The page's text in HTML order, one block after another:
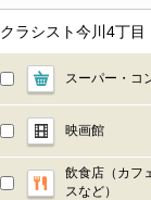
クラシスト今川4丁
スーパー・コ
映画館
飲食店（カフ
スなど）